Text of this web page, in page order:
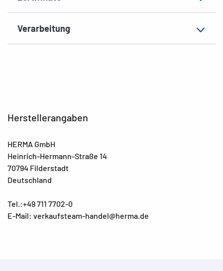
Verarbeitung
Herstellerangaben
HERMA GmbH
Heinrich-Hermann-Straße 14
70794 Filderstadt
Deutschland
Tel.:+49 711 7702-0
E-Mail: verkaufsteam-handel@herma.de